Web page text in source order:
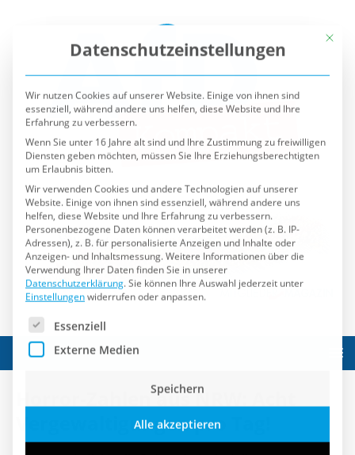
Horror-Zahlen aus NRW: Acht
Vergewaltigungen pro Tag!
Datenschutzeinstellungen
essenziell, während andere uns helfen, diese Website und Ihre
Erfahrung zu verbessern.
Wenn Sie unter 16 Jahre alt sind und Ihre Zustimmung zu freiwilligen
Diensten geben möchten, müssen Sie Ihre Erziehungsberechtigten
um Erlaubnis bitten.
Wir verwenden Cookies und andere Technologien auf unserer
Website. Einige von ihnen sind essenziell, während andere uns
helfen, diese Website und Ihre Erfahrung zu verbessern.
Personenbezogene Daten können verarbeitet werden (z. B. IP-
Adressen), z. B. für personalisierte Anzeigen und Inhalte oder
Anzeigen- und Inhaltsmessung.Weitere Informationen über die
Verwendung Ihrer Daten finden Sie in unserer
Datenschutzerklärung. Sie können Ihre Auswahl jederzeit unter
Einstellungenwiderrufen oder anpassen.